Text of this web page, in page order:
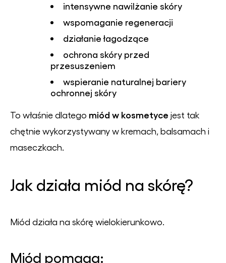
intensywne nawilżanie skóry
wspomaganie regeneracji
działanie łagodzące
ochrona skóry przed
przesuszeniem
wspieranie naturalnej bariery
ochronnej skóry
To właśnie dlatego miód w kosmetyce jest tak
chętnie wykorzystywany w kremach, balsamach i
maseczkach.
Jak działa miód na skórę?
Miód działa na skórę wielokierunkowo.
Miód pomaga: